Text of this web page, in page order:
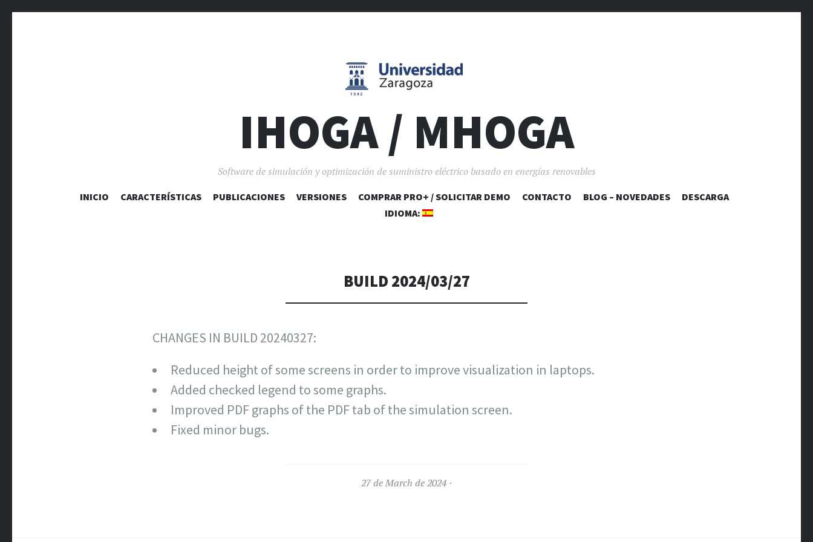
IHOGA / MHOGA
Software de simulación y optimización de suministro eléctrico basado en energías renovables
SALTAR AL CONTENIDO
INICIO CARACTERÍSTICAS PUBLICACIONES VERSIONES COMPRAR PRO+ / SOLICITAR DEMO CONTACTO BLOG – NOVEDADES
DESCARGA
IDIOMA:
BUILD 2024/03/27
CHANGES IN BUILD 20240327:
Reduced height of some screens in order to improve visualization in laptops.
Added checked legend to some graphs.
Improved PDF graphs of the PDF tab of the simulation screen.
Fixed minor bugs.
27 de March de 2024